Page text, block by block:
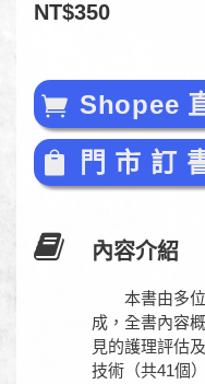
NT$350
Shopee
門 市 訂
內容介紹
本書由多位
成，全書內容
見的護理評估
技術（共41個